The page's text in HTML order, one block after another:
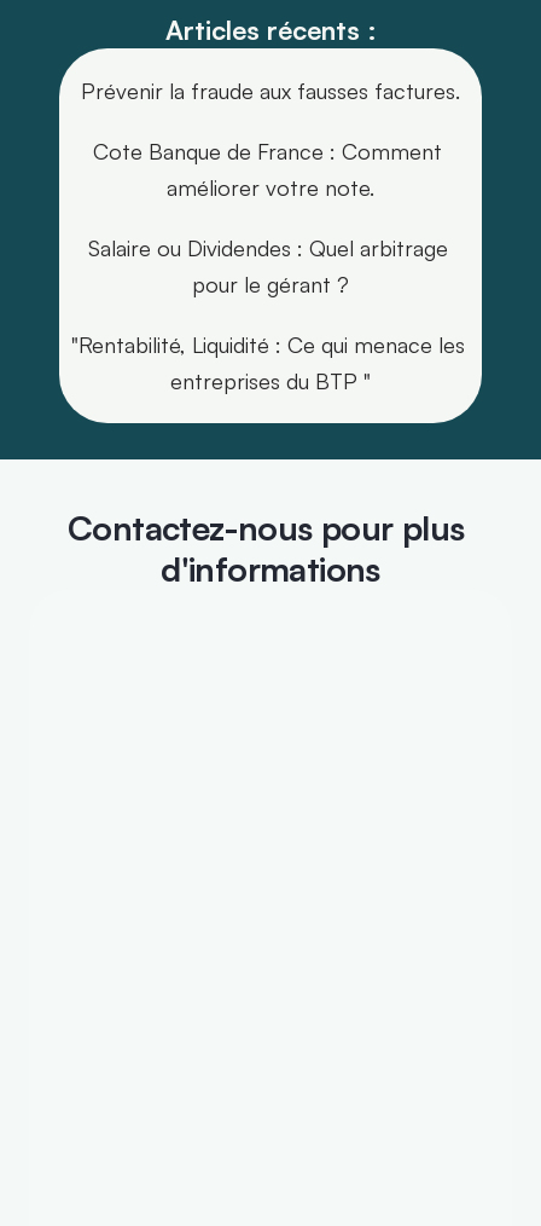
Articles récents :
Prévenir la fraude aux fausses factures.
Cote Banque de France : Comment
améliorer votre note.
Salaire ou Dividendes : Quel arbitrage
pour le gérant ?
"Rentabilité, Liquidité : Ce qui menace les
entreprises du BTP "
Contactez-nous pour plus
d'informations